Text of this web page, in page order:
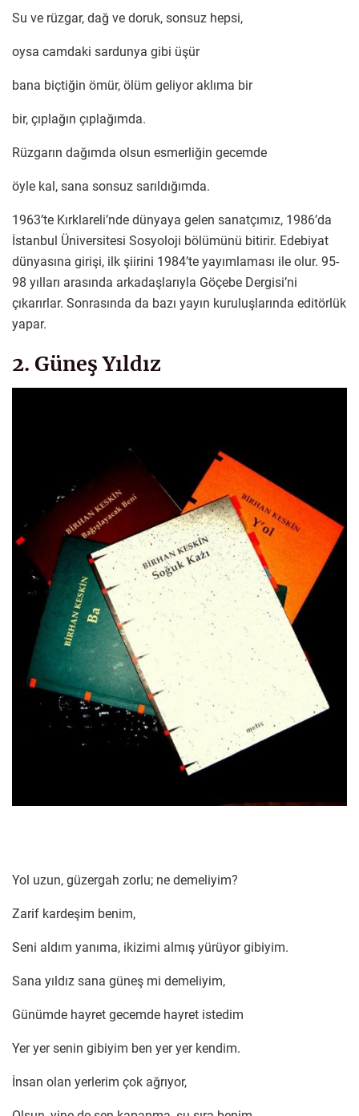
Su ve rüzgar, dağ ve doruk, sonsuz hepsi,
oysa camdaki sardunya gibi üşür
bana biçtiğin ömür, ölüm geliyor aklıma bir
bir, çıplağın çıplağımda.
Rüzgarın dağımda olsun esmerliğin gecemde
öyle kal, sana sonsuz sarıldığımda.
1963’te Kırklareli’nde dünyaya gelen sanatçımız, 1986’da
İstanbul Üniversitesi Sosyoloji bölümünü bitirir. Edebiyat
dünyasına girişi, ilk şiirini 1984’te yayımlaması ile olur. 95-
98 yılları arasında arkadaşlarıyla Göçebe Dergisi’ni
çıkarırlar. Sonrasında da bazı yayın kuruluşlarında editörlük
yapar.
2. Güneş Yıldız
Yol uzun, güzergah zorlu; ne demeliyim?
Zarif kardeşim benim,
Seni aldım yanıma, ikizimi almış yürüyor gibiyim.
Sana yıldız sana güneş mi demeliyim,
Günümde hayret gecemde hayret istedim
Yer yer senin gibiyim ben yer yer kendim.
İnsan olan yerlerim çok ağrıyor,